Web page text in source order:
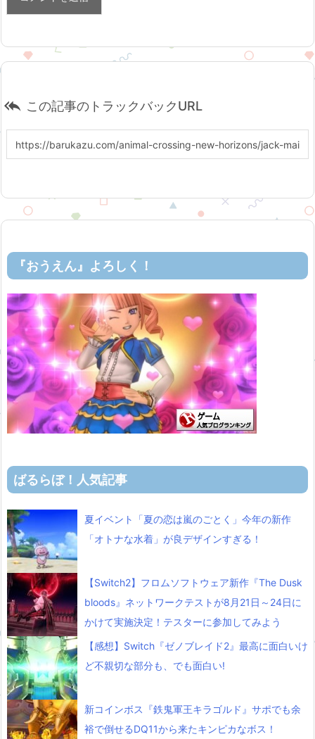
 この記事のトラックバックURL
『おうえん』よろしく！
ばるらぼ！人気記事
夏イベント「夏の恋は嵐のごとく」今年の新作
「オトナな水着」が良デザインすぎる！
【Switch2】フロムソフトウェア新作『The Dusk
bloods』ネットワークテストが8月21日～24日に
かけて実施決定！テスターに参加してみよう
【感想】Switch『ゼノブレイド2』最高に面白いけ
ど不親切な部分も、でも面白い!
新コインボス『鉄鬼軍王キラゴルド』サポでも余
裕で倒せるDQ11から来たキンピカなボス！